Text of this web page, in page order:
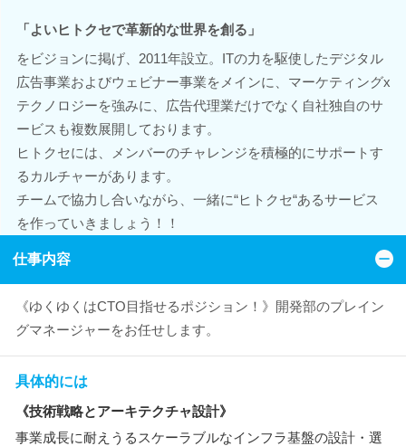
「よいヒトクセで革新的な世界を創る」
をビジョンに掲げ、2011年設立。ITの力を駆使したデジタル
広告事業およびウェビナー事業をメインに、マーケティングx
テクノロジーを強みに、広告代理業だけでなく自社独自のサ
ービスも複数展開しております。
ヒトクセには、メンバーのチャレンジを積極的にサポートす
るカルチャーがあります。
チームで協力し合いながら、一緒に“ヒトクセ“あるサービス
を作っていきましょう！！
仕事内容
《ゆくゆくはCTO目指せるポジション！》開発部のプレイン
グマネージャーをお任せします。
具体的には
《技術戦略とアーキテクチャ設計》
事業成長に耐えうるスケーラブルなインフラ基盤の設計・選